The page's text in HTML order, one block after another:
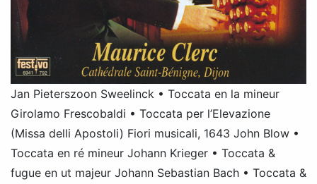
Jan Pieterszoon Sweelinck • Toccata en la mineur
Girolamo Frescobaldi • Toccata per l’Elevazione
(Missa delli Apostoli) Fiori musicali, 1643 John Blow •
Toccata en ré mineur Johann Krieger • Toccata &
fugue en ut majeur Johann Sebastian Bach • Toccata &